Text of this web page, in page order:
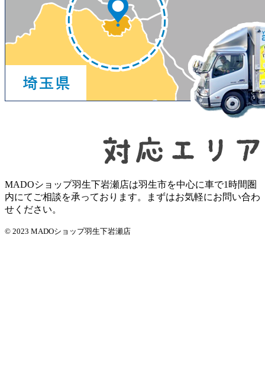
MADOショップ羽生下岩瀬店は羽生市を中心に車で1時間圏
内にてご相談を承っております。まずはお気軽にお問い合わ
せください。
© 2023 MADOショップ羽生下岩瀬店